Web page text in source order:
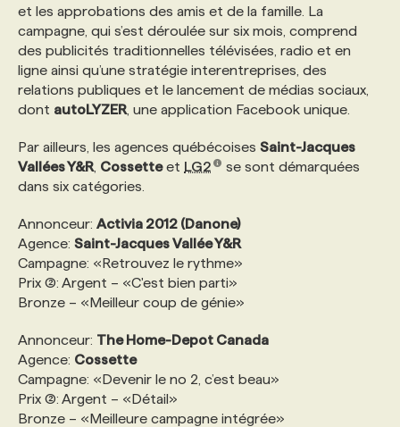
ANNONCEZ AVEC NOUS
et les approbations des amis et de la famille. La
campagne, qui s’est déroulée sur six mois, comprend
des publicités traditionnelles télévisées, radio et en
ligne ainsi qu’une stratégie interentreprises, des
relations publiques et le lancement de médias sociaux,
dont autoLYZER , une application Facebook unique.
Par ailleurs, les agences québécoises Saint-Jacques
Vallées Y&R Cossetteet LG2
se sont démarquées
dans six catégories.
Annonceur: Activia 2012 (Danone)
Agence: Saint-Jacques Vallée Y&R
Campagne: «Retrouvez le rythme»
Prix (2): Argent – «C'est bien parti»
Bronze – «Meilleur coup de génie»
Annonceur: The Home-Depot Canada
Agence: Cossette
Campagne: «Devenir le no 2, c’est beau»
Prix (2): Argent – «Détail»
Bronze – «Meilleure campagne intégrée»